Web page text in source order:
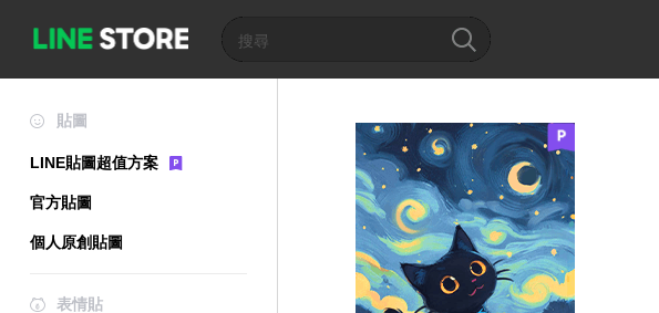
貼圖
LINE貼圖超值方案
官方貼圖
個人原創貼圖
表情貼